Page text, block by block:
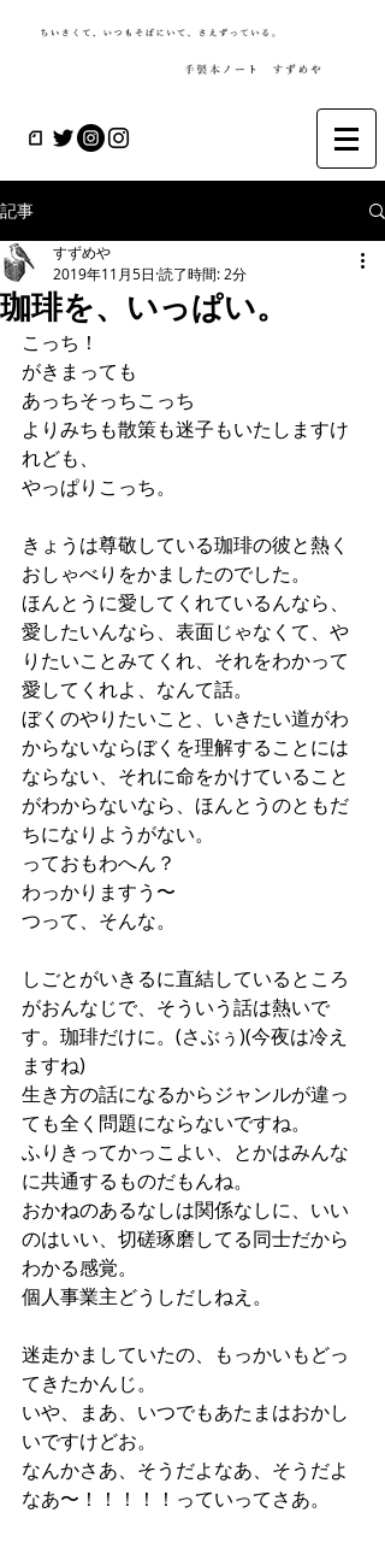
記事
珈琲を、いっぱい。
すずめや
2019年11月5日 読了時間: 2分
こっち！
がきまっても
あっちそっちこっち
よりみちも散策も迷子もいたしますけ
れども、
やっぱりこっち。
きょうは尊敬している珈琲の彼と熱く
おしゃべりをかましたのでした。
ほんとうに愛してくれているんなら、
愛したいんなら、表面じゃなくて、や
りたいことみてくれ、それをわかって
愛してくれよ、なんて話。
ぼくのやりたいこと、いきたい道がわ
からないならぼくを理解することには
ならない、それに命をかけていること
がわからないなら、ほんとうのともだ
ちになりようがない。
っておもわへん？
わっかりますう〜
つって、そんな。
しごとがいきるに直結しているところ
がおんなじで、そういう話は熱いで
す。珈琲だけに。(さぶぅ)(今夜は冷え
ますね)
生き方の話になるからジャンルが違っ
ても全く問題にならないですね。
ふりきってかっこよい、とかはみんな
に共通するものだもんね。
おかねのあるなしは関係なしに、いい
のはいい、切磋琢磨してる同士だから
わかる感覚。
個人事業主どうしだしねえ。
迷走かましていたの、もっかいもどっ
てきたかんじ。
いや、まあ、いつでもあたまはおかし
いですけどお。
なんかさあ、そうだよなあ、そうだよ
なあ〜！！！！！っていってさあ。